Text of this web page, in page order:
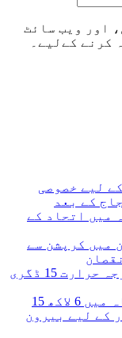
اور ویب سائٹ
کرنے کےلیے۔
لیے خصوصی
کے بعد
میں اتحاد کے
میں کرپشن سے
کراچی میں ٹھنڈ میں اضافہ، درجہ حرارت 15 ڈگری
سخت ویزا جانچ کے درمیان 10 ماہ میں 6 لاکھ 15
کے لیے بیرون